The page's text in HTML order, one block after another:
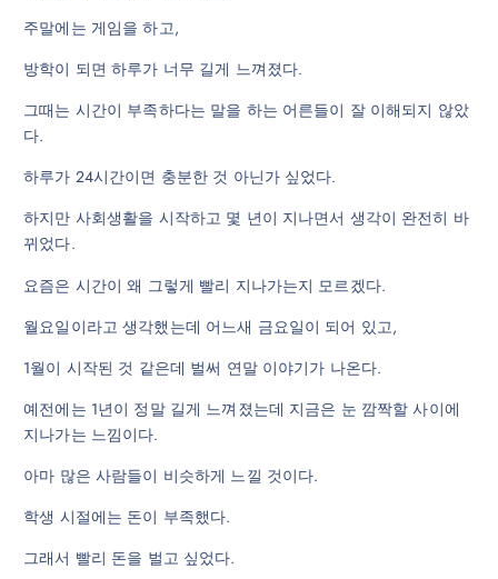
주말에는 게임을 하고,
방학이 되면 하루가 너무 길게 느껴졌다.
그때는 시간이 부족하다는 말을 하는 어른들이 잘 이해되지 않았
다.
하루가 24시간이면 충분한 것 아닌가 싶었다.
하지만 사회생활을 시작하고 몇 년이 지나면서 생각이 완전히 바
뀌었다.
요즘은 시간이 왜 그렇게 빨리 지나가는지 모르겠다.
월요일이라고 생각했는데 어느새 금요일이 되어 있고,
1월이 시작된 것 같은데 벌써 연말 이야기가 나온다.
예전에는 1년이 정말 길게 느껴졌는데 지금은 눈 깜짝할 사이에
지나가는 느낌이다.
아마 많은 사람들이 비슷하게 느낄 것이다.
학생 시절에는 돈이 부족했다.
그래서 빨리 돈을 벌고 싶었다.